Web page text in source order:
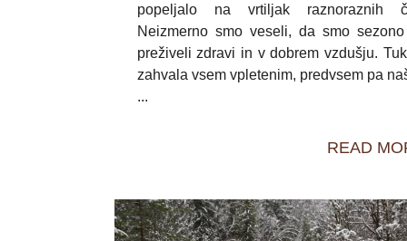
popeljalo na vrtiljak raznoraznih
Neizmerno smo veseli, da smo
preživeli zdravi in v dobrem vzdušju.
zahvala vsem vpletenim, predvsem pa
...
READ